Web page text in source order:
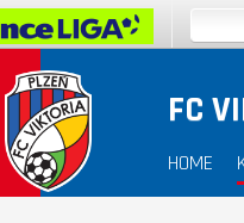
FC
HOME